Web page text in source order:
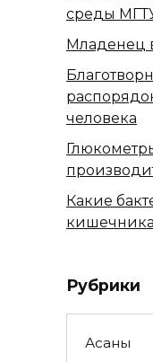
среды
Младенец
человека
Какие
Рубрики
Асаны